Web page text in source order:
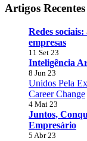
Artigos Recentes
Redes
empresas
11 Set 23
Inteligência
8 Jun 23
Unidos Pela
Career Change
4 Mai 23
Juntos,
Empresário
5 Abr 23